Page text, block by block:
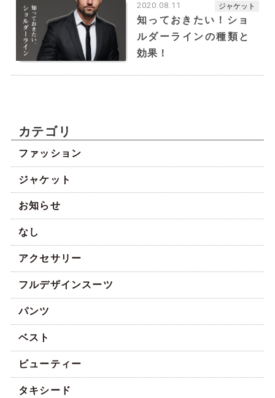
【オプション】サテンラペル、ダブルブレスト
【仕様】
◆ジャケット 6つボタン・ダブルスーツ・サイド
ベンツ
2020.08.11 ジャケット
知っておきたい！ショ
ルダーラインの種類と
効果！
カテゴリ
ファッション
ジャケット
お知らせ
なし
アクセサリー
フルデザインスーツ
パンツ
ベスト
ビューティー
タキシード